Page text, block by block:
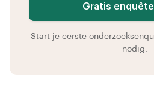
Gratis
Start je eerste
nodig.